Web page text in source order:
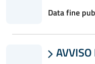
Data fine
